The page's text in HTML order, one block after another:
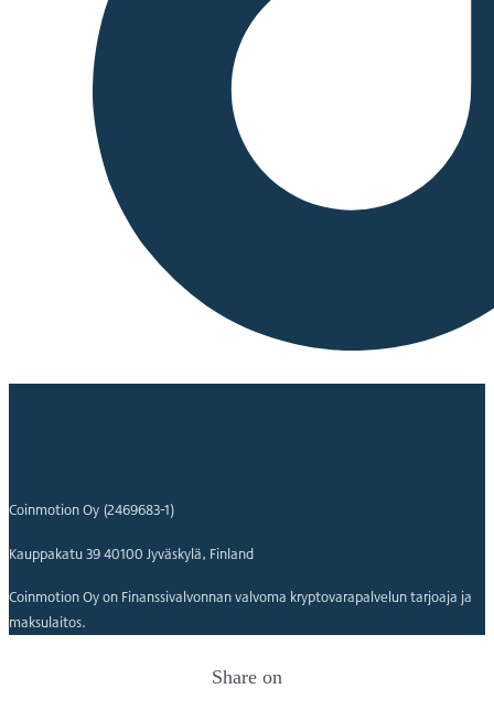
Coinmotion Oy (2469683-1)
Kauppakatu 39 40100 Jyväskylä, Finland
Coinmotion Oy on Finanssivalvonnan valvoma kryptovarapalvelun tarjoaja ja
maksulaitos.
Share on